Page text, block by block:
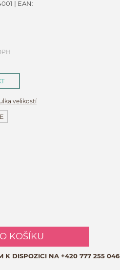
| EAN:
velikostí
KOŠÍKU
K DISPOZICI NA +420 777 255 046